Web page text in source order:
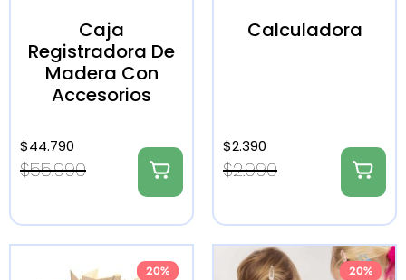
Caja
Registradora De
Madera Con
Accesorios
$55.990
$44.790
Calculadora
$2.990
$2.390
20% 20%